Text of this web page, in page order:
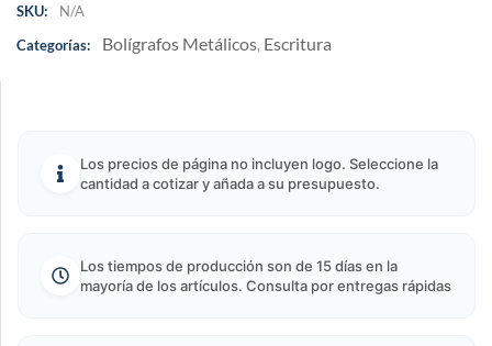
SKU:
N/A
Categorías:
Bolígrafos Metálicos, Escritura
Los precios de página no incluyen logo. Seleccione la
cantidad a cotizar y añada a su presupuesto.
Los tiempos de producción son de 15 días en la
mayoría de los artículos. Consulta por entregas rápidas